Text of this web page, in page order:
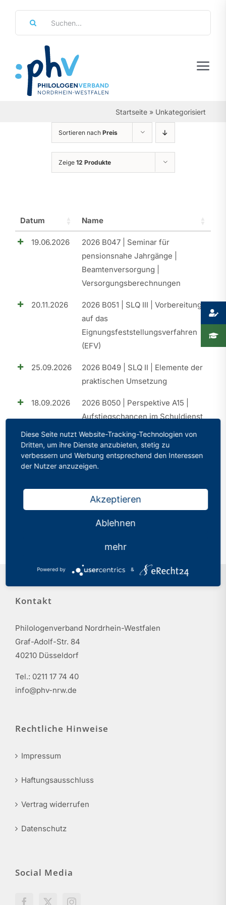
springen
Regierungsbezirke
Personalräte
Über Uns
Leistungen & Service
Presse
Recht
Startseite » Unkategorisiert
Sortieren nach Preis
Zeige 12 Produkte
Datum Name
19.06.2026
2026 B047 | Seminar für
pensionsnahe Jahrgänge |
Beamtenversorgung |
Versorgungsberechnungen
20.11.2026
2026 B051 | SLQ III | Vorbereitung
auf das
Eignungsfeststellungsverfahren
(EFV)
25.09.2026
2026 B049 | SLQ II | Elemente der
praktischen Umsetzung
18.09.2026
2026 B050 | Perspektive A15 |
Aufstiegschancen im Schuldienst
26.06.2026
2026 B048 | Perspektive A15 |
Aufstiegschancen im Schuldienst
2026 B046 | SLQ I |
Orientierungsseminar |
Schulleitung | Schulentwicklung
Blick auf KI
Kontakt
Philologenverband Nordrhein-Westfalen
Graf-Adolf-Str. 84
40210 Düsseldorf
Tel.: 0211 17 74 40
info@phv-nrw.de
Rechtliche Hinweise
Impressum
Haftungsausschluss
Vertrag widerrufen
Datenschutz
Social Media
Diese Seite nutzt Website-Tracking-Technologien von
Dritten, um ihre Dienste anzubieten, stetig zu
verbessern und Werbung entsprechend den Interessen
der Nutzer anzuzeigen.
Akzeptieren
Ablehnen
mehr
Powered by &